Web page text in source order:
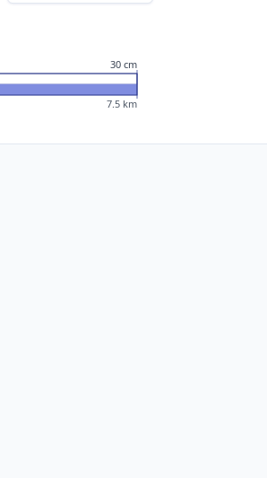
30 cm
7.5 km